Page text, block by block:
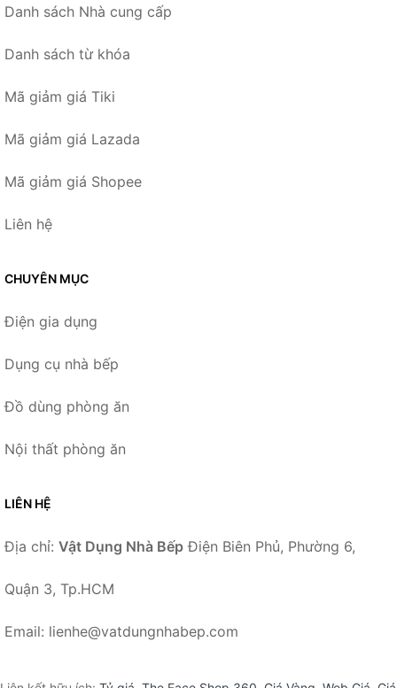
Danh sách Nhà cung cấp
Danh sách từ khóa
Mã giảm giá Tiki
Mã giảm giá Lazada
Mã giảm giá Shopee
Liên hệ
CHUYÊN MỤC
Điện gia dụng
Dụng cụ nhà bếp
Đồ dùng phòng ăn
Nội thất phòng ăn
LIÊN HỆ
Địa chỉ: Vật Dụng Nhà Bếp Điện Biên Phủ, Phường 6,
Quận 3, Tp.HCM
Email: lienhe@vatdungnhabep.com